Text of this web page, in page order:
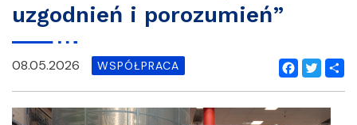
uzgodnień i porozumień”
Facebook
Twitter
08.05.2026 WSPÓŁPRACA